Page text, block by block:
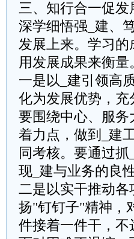
三、知行合一促
深学细悟强_建、
发展上来。学习
用发展成果来衡量
一是以_建引领高
化为发展优势，
要围绕中心、服
着力点，做到_建
同考核。要通过
现_建与业务的良
二是以实干推动
扬"钉钉子"精神，
件接着一件干，